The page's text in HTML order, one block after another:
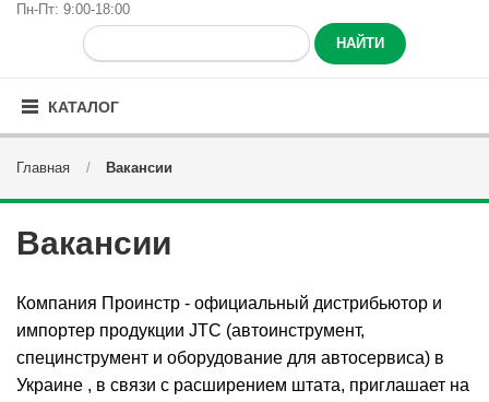
Пн-Пт: 9:00-18:00
КАТАЛОГ
Главная Вакансии
Вакансии
Компания Проинстр - официальный дистрибьютор и
импортер продукции JTC (автоинструмент,
специнструмент и оборудование для автосервиса) в
Украине , в связи с расширением штата, приглашает на